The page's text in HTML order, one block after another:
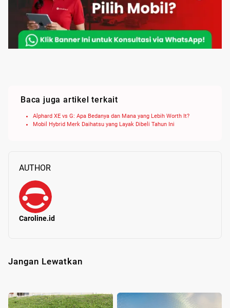
Baca juga artikel terkait
Alphard XE vs G: Apa Bedanya dan Mana yang Lebih Worth It?
Mobil Hybrid Merk Daihatsu yang Layak Dibeli Tahun Ini
AUTHOR
Caroline.id
Jangan Lewatkan